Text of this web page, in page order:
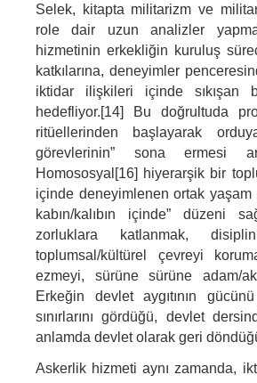
Selek, kitapta militarizm ve
role dair uzun analizler
hizmetinin erkekliğin kuruluş
katkılarına, deneyimler
iktidar ilişkileri içinde sıkışan
hedefliyor.[14] Bu doğrultuda
ritüellerinden başlayarak
görevlerinin” sona ermesi
Homososyal[16] hiyerarşik bir
içinde deneyimlenen ortak yaşam
kabın/kalıbın içinde” düzeni
zorluklara katlanmak,
toplumsal/kültürel çevreyi
ezmeyi, sürüne sürüne adam/
Erkeğin devlet aygıtının
sınırlarını gördüğü, devlet
anlamda devlet olarak geri
Askerlik hizmeti aynı zamanda,